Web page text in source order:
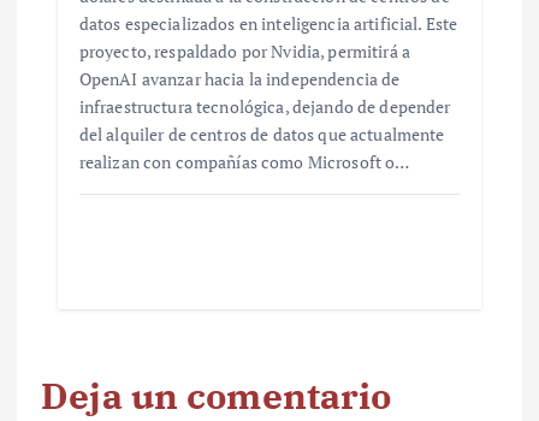
datos especializados en inteligencia artificial. Este
proyecto, respaldado por Nvidia, permitirá a
OpenAI avanzar hacia la independencia de
infraestructura tecnológica, dejando de depender
del alquiler de centros de datos que actualmente
realizan con compañías como Microsoft o…
Deja un comentario